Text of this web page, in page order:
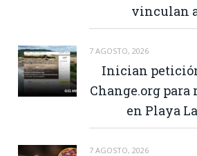
vinculan
7 AGOSTO, 2026
Inician
Change.org
en Playa
7 AGOSTO, 2026